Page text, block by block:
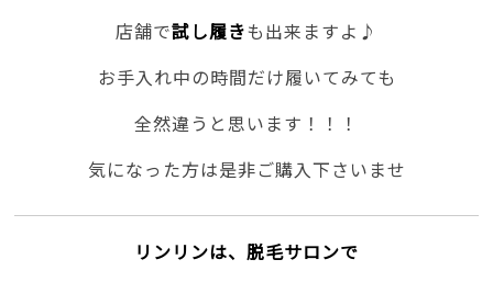
店舗で試し履きも出来ますよ♪
お手入れ中の時間だけ履いてみても
全然違うと思います！！！
気になった方は是非ご購入下さいませ
リンリンは、脱毛サロンで